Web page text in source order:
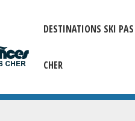
DESTINATIONS SKI PAS
CHER